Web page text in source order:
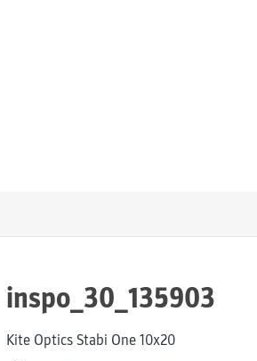
inspo_30_135903
Kite Optics Stabi One 10x20